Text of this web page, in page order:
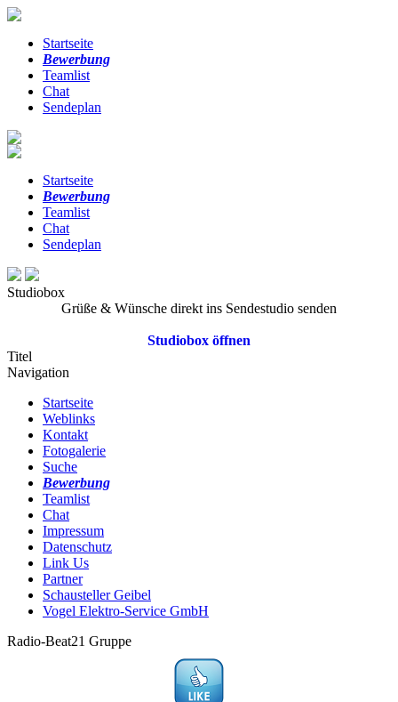
Startseite
Bewerbung
Teamlist
Chat
Sendeplan
Startseite
Bewerbung
Teamlist
Chat
Sendeplan
Studiobox
Grüße & Wünsche direkt ins Sendestudio senden
Studiobox öffnen
Titel
Navigation
Startseite
Weblinks
Kontakt
Fotogalerie
Suche
Bewerbung
Teamlist
Chat
Impressum
Datenschutz
Link Us
Partner
Schausteller Geibel
Vogel Elektro-Service GmbH
Radio-Beat21 Gruppe